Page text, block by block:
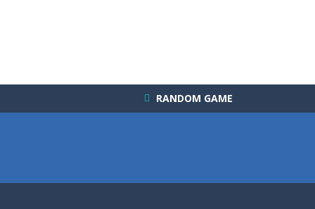
RANDOM GAME